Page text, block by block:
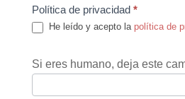
Política de privacidad *
He leído y acepto la política de
Si eres humano, deja este